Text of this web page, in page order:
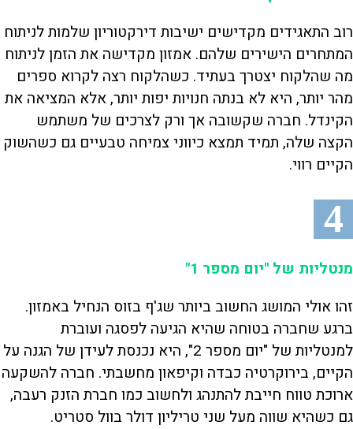
רוב התאגידים מקדישים ישיבות דירקטוריון שלמות לניתוח
המתחרים הישירים שלהם. אמזון מקדישה את הזמן לניתוח
מה שהלקוח יצטרך בעתיד. כשהלקוח רצה לקרוא ספרים
מהר יותר, היא לא בנתה חנויות יפות יותר, אלא המציאה את
הקינדל. חברה שקשובה אך ורק לצרכים של משתמש
הקצה שלה, תמיד תמצא כיווני צמיחה טבעיים גם כשהשוק
הקיים רווי.
4
מנטליות של "יום מספר 1"
זהו אולי המושג החשוב ביותר שג'ף בזוס הנחיל באמזון.
ברגע שחברה בטוחה שהיא הגיעה לפסגה ועוברת
למנטליות של "יום מספר 2", היא נכנסת לעידן של הגנה על
הקיים, בירוקרטיה כבדה וקיפאון מחשבתי. חברה להשקעה
ארוכת טווח חייבת להתנהג ולחשוב כמו חברת הזנק רעבה,
גם כשהיא שווה מעל שני טריליון דולר בוול סטריט.